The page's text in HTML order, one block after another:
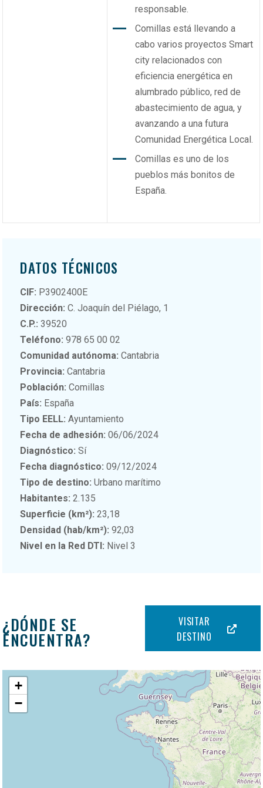
responsable.
Comillas está llevando a
cabo varios proyectos Smart
city relacionados con
eficiencia energética en
alumbrado público, red de
abastecimiento de agua, y
avanzando a una futura
Comunidad Energética Local.
Comillas es uno de los
pueblos más bonitos de
España.
DATOS TÉCNICOS
CIF: P3902400E
Dirección: C. Joaquín del Piélago, 1
C.P.: 39520
Teléfono: 978 65 00 02
Comunidad autónoma: Cantabria
Provincia: Cantabria
Población: Comillas
País: España
Tipo EELL: Ayuntamiento
Fecha de adhesión: 06/06/2024
Diagnóstico: Sí
Fecha diagnóstico: 09/12/2024
Tipo de destino: Urbano marítimo
Habitantes: 2.135
Superficie (km²): 23,18
Densidad (hab/km²): 92,03
Nivel en la Red DTI: Nivel 3
¿DÓNDE SE
ENCUENTRA?
VISITAR
DESTINO
+
−